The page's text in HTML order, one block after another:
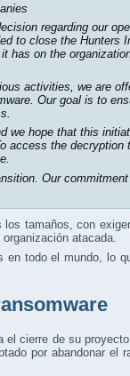
regarding our
to close the Hunters
has on the
activities, we are
Our goal is to
we hope that this
access the decryption
Our
tamaños, con
atacada.
en todo el mundo, lo
el cierre de su
por abandonar el